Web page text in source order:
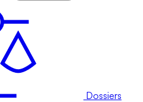
Dossiers